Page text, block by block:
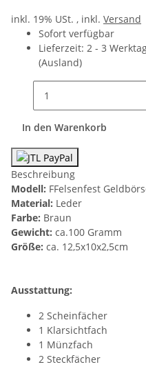
inkl. 19% USt. , inkl. Versand
Sofort verfügbar
Lieferzeit: 2 - 3
(Ausland)
In den Warenkorb
Beschreibung
Modell: FFelsenfest
Material: Leder
Farbe: Braun
Gewicht: ca.100 Gramm
Größe: ca. 12,5x10x2,5cm
Ausstattung:
2 Scheinfächer
1 Klarsichtfach
1 Münzfach
2 Steckfächer